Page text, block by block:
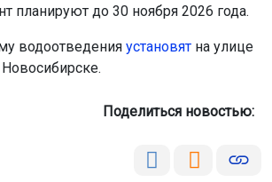
планируют до 30 ноября 2026 года.
водоотведения установят на улице
Поделиться новостью: